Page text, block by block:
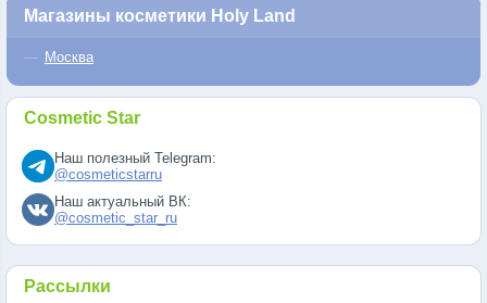
Магазины косметики Holy Land
Москва
Cosmetic Star
Наш полезный Telegram:
@cosmeticstarru
Наш актуальный ВК:
@cosmetic_star_ru
Рассылки